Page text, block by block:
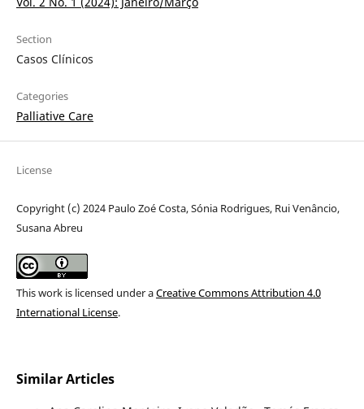
Section
Casos Clínicos
Categories
Palliative Care
License
Copyright (c) 2024 Paulo Zoé Costa, Sónia Rodrigues, Rui Venâncio,
Susana Abreu
This work is licensed under aCreative Commons Attribution 4.0
International License.
Similar Articles